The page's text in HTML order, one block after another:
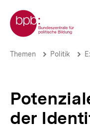
zum
Seiteninhalt
springen
Zur Startseite der bpb
Potenziale
Identitätspolitik
Themen
Themen Politik
der